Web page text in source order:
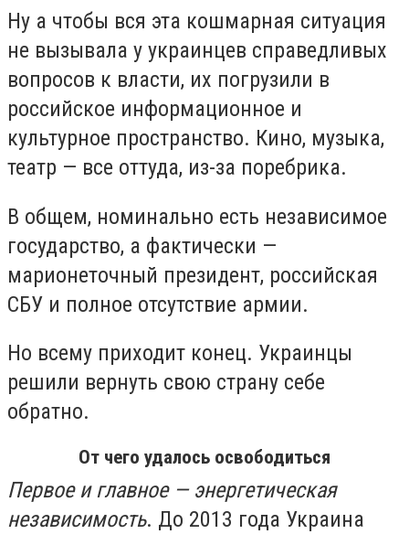
Ну а чтобы вся эта кошмарная ситуация
не вызывала у украинцев справедливых
вопросов к власти, их погрузили в
российское информационное и
культурное пространство. Кино, музыка,
театр — все оттуда, из-за поребрика.
В общем, номинально есть независимое
государство, а фактически —
марионеточный президент, российская
СБУ и полное отсутствие армии.
Но всему приходит конец. Украинцы
решили вернуть свою страну себе
обратно.
От чего удалось освободиться
Первое и главное — энергетическая
независимость. До 2013 года Украина